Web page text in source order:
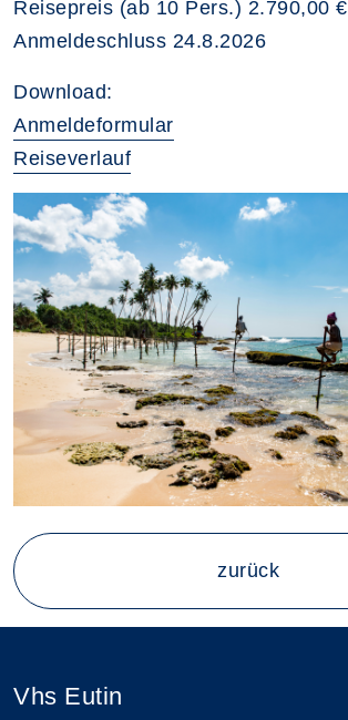
Reisepreis (ab 10 Pers.) 2.790,00 €
Anmeldeschluss 24.8.2026
Download:
Anmeldeformular
Reiseverlauf
zurück
Vhs Eutin